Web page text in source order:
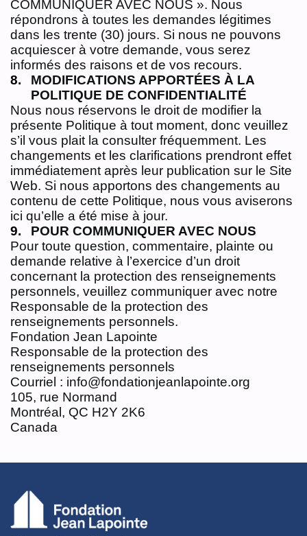
COMMUNIQUER AVEC NOUS ». Nous
répondrons à toutes les demandes légitimes
dans les trente (30) jours. Si nous ne pouvons
acquiescer à votre demande, vous serez
informés des raisons et de vos recours.
MODIFICATIONS APPORTÉES À LA
POLITIQUE DE CONFIDENTIALITÉ
Nous nous réservons le droit de modifier la
présente Politique à tout moment, donc veuillez
s’il vous plait la consulter fréquemment. Les
changements et les clarifications prendront effet
immédiatement après leur publication sur le Site
Web. Si nous apportons des changements au
contenu de cette Politique, nous vous aviserons
ici qu’elle a été mise à jour.
POUR COMMUNIQUER AVEC NOUS
Pour toute question, commentaire, plainte ou
demande relative à l’exercice d’un droit
concernant la protection des renseignements
personnels, veuillez communiquer avec notre
Responsable de la protection des
renseignements personnels.
Fondation Jean Lapointe
Responsable de la protection des
renseignements personnels
Courriel : info@fondationjeanlapointe.org
105, rue Normand
Montréal, QC H2Y 2K6
Canada